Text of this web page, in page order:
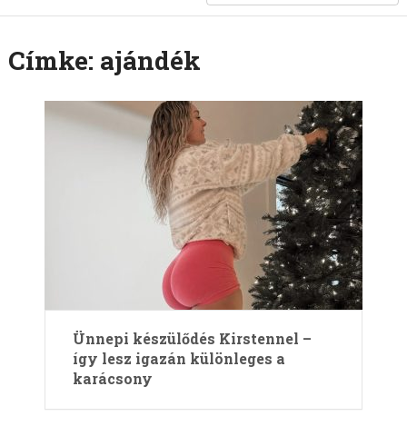
Címke: ajándék
Ünnepi készülődés Kirstennel –
így lesz igazán különleges a
karácsony